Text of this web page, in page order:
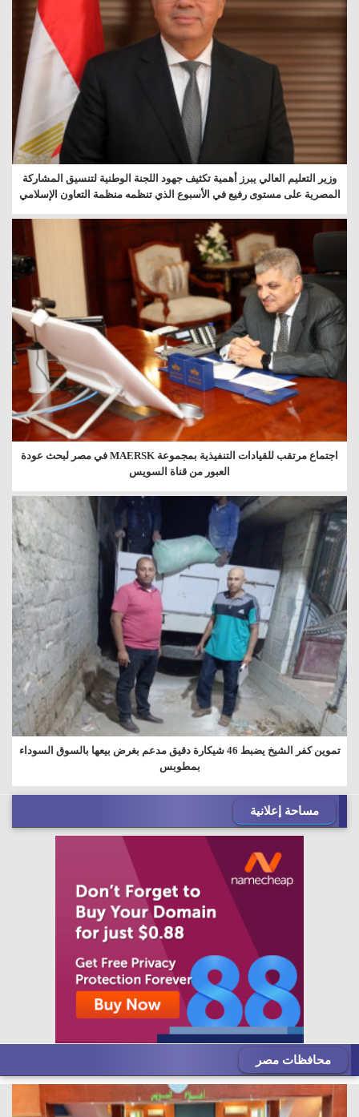
وزير التعليم العالي يبرز أهمية تكثيف جهود اللجنة الوطنية لتنسيق المشاركة
المصرية على مستوى رفيع في الأسبوع الذي تنظمه منظمة التعاون الإسلامي
اجتماع مرتقب للقيادات التنفيذية بمجموعة MAERSK في مصر لبحث عودة
العبور من قناة السويس
تموين كفر الشيخ يضبط 46 شيكارة دقيق مدعم بغرض بيعها بالسوق السوداء
بمطوبس
مساحة إعلانية
محافظات مصر